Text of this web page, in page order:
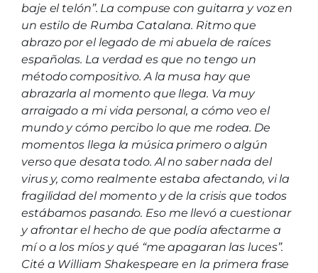
baje el telón”. La compuse con guitarra y voz en
un estilo de Rumba Catalana. Ritmo que
abrazo por el legado de mi abuela de raíces
españolas. La verdad es que no tengo un
método compositivo. A la musa hay que
abrazarla al momento que llega. Va muy
arraigado a mi vida personal, a cómo veo el
mundo y cómo percibo lo que me rodea. De
momentos llega la música primero o algún
verso que desata todo. Al no saber nada del
virus y, como realmente estaba afectando, vi la
fragilidad del momento y de la crisis que todos
estábamos pasando. Eso me llevó a cuestionar
y afrontar el hecho de que podía afectarme a
mí o a los míos y qué “me apagaran las luces”.
Cité a William Shakespeare en la primera frase